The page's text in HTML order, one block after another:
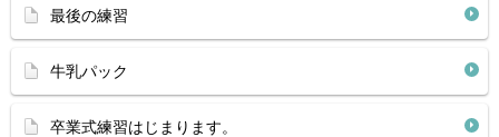
最後の練習
牛乳パック
卒業式練習はじまります。